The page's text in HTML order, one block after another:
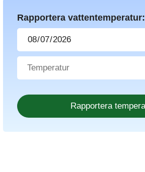
Rapportera vattentemperatur: